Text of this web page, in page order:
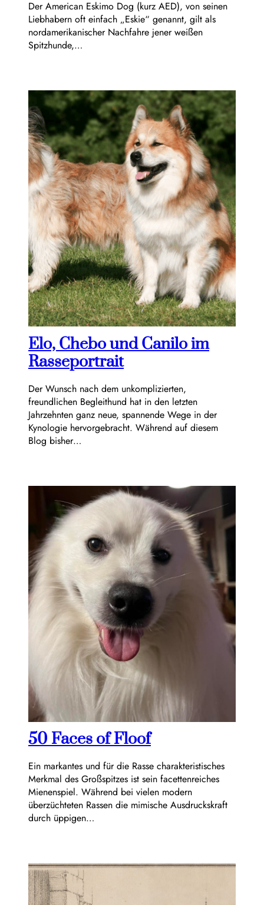
Der American Eskimo Dog (kurz AED), von seinen
Liebhabern oft einfach „Eskie“ genannt, gilt als
nordamerikanischer Nachfahre jener weißen
Spitzhunde,…
Elo, Chebo und Canilo im
Rasseportrait
Der Wunsch nach dem unkomplizierten,
freundlichen Begleithund hat in den letzten
Jahrzehnten ganz neue, spannende Wege in der
Kynologie hervorgebracht. Während auf diesem
Blog bisher…
50 Faces of Floof
Ein markantes und für die Rasse charakteristisches
Merkmal des Großspitzes ist sein facettenreiches
Mienenspiel. Während bei vielen modern
überzüchteten Rassen die mimische Ausdruckskraft
durch üppigen…